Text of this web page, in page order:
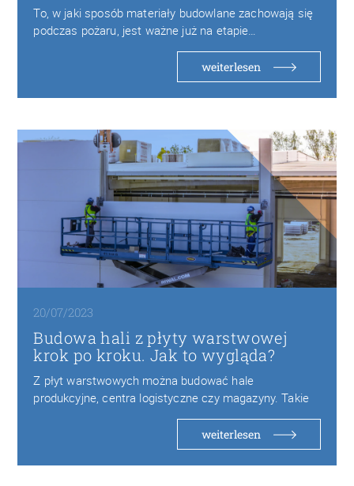
To, w jaki sposób materiały budowlane zachowają się
podczas pożaru, jest ważne już na etapie…
weiterlesen
20/07/2023
Budowa hali z płyty warstwowej
krok po kroku. Jak to wygląda?
Z płyt warstwowych można budować hale
produkcyjne, centra logistyczne czy magazyny. Takie
weiterlesen